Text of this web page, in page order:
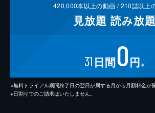
420,000本以上の動画 /210誌以上
見放題 読み放題
31 日間0円 ※
※無料トライアル期間終了日の翌日が属する月から月額料金が
※日割りでのご請求はいたしません。